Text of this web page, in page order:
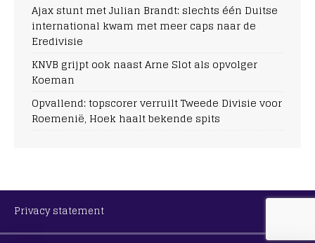
Ajax stunt met Julian Brandt: slechts één Duitse
international kwam met meer caps naar de
Eredivisie
KNVB grijpt ook naast Arne Slot als opvolger
Koeman
Opvallend: topscorer verruilt Tweede Divisie voor
Roemenië, Hoek haalt bekende spits
Privacy statement